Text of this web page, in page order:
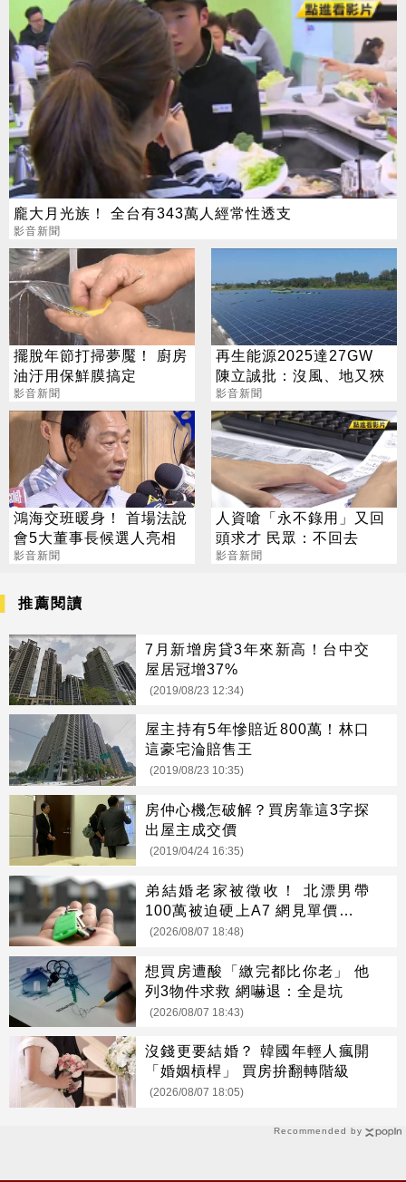
龐大月光族！ 全台有343萬人經常性透支
影音新聞
擺脫年節打掃夢魘！ 廚房
油汙用保鮮膜搞定
影音新聞
再生能源2025達27GW
陳立誠批：沒風、地又狹
影音新聞
鴻海交班暖身！ 首場法說
會5大董事長候選人亮相
影音新聞
人資嗆「永不錄用」又回
頭求才 民眾：不回去
影音新聞
Recommended by
推薦閱讀
7月新增房貸3年來新高！台中交
屋居冠增37%
(2019/08/23 12:34)
屋主持有5年慘賠近800萬！林口
這豪宅淪賠售王
(2019/08/23 10:35)
房仲心機怎破解？買房靠這3字探
出屋主成交價
(2019/04/24 16:35)
弟結婚老家被徵收！ 北漂男帶
100萬被迫硬上A7 網見單價驚呆
了
(2026/08/07 18:48)
想買房遭酸「繳完都比你老」 他
列3物件求救 網嚇退：全是坑
(2026/08/07 18:43)
沒錢更要結婚？ 韓國年輕人瘋開
「婚姻槓桿」 買房拚翻轉階級
(2026/08/07 18:05)